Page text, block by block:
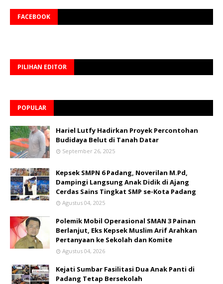
FACEBOOK
PILIHAN EDITOR
POPULAR
Hariel Lutfy Hadirkan Proyek Percontohan
Budidaya Belut di Tanah Datar
September 26, 2025
Kepsek SMPN 6 Padang, Noverilan M.Pd,
Dampingi Langsung Anak Didik di Ajang
Cerdas Sains Tingkat SMP se-Kota Padang
Agustus 04, 2025
Polemik Mobil Operasional SMAN 3 Painan
Berlanjut, Eks Kepsek Muslim Arif Arahkan
Pertanyaan ke Sekolah dan Komite
Agustus 04, 2026
Kejati Sumbar Fasilitasi Dua Anak Panti di
Padang Tetap Bersekolah